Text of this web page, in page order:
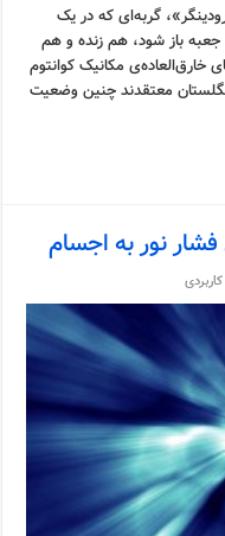
گربه‌ای که در یک
باز شود، هم زنده و هم
مکانیک کوانتوم
معتقدند چنین وضعیت
نور به اجسام